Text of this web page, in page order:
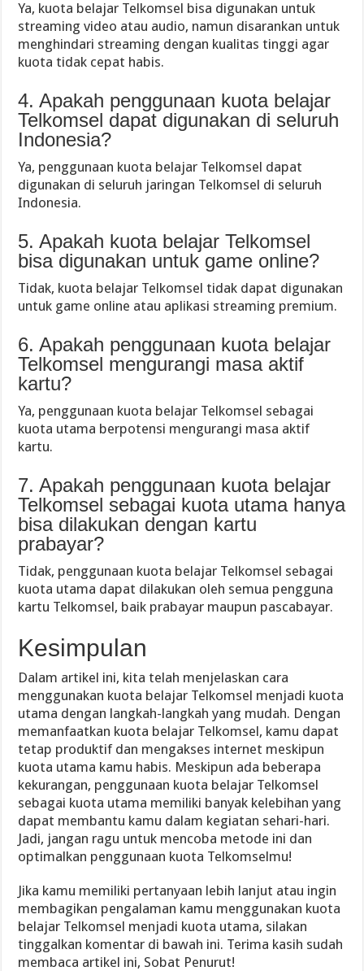
Ya, kuota belajar Telkomsel bisa digunakan untuk
streaming video atau audio, namun disarankan untuk
menghindari streaming dengan kualitas tinggi agar
kuota tidak cepat habis.
4. Apakah penggunaan kuota belajar
Telkomsel dapat digunakan di seluruh
Indonesia?
Ya, penggunaan kuota belajar Telkomsel dapat
digunakan di seluruh jaringan Telkomsel di seluruh
Indonesia.
5. Apakah kuota belajar Telkomsel
bisa digunakan untuk game online?
Tidak, kuota belajar Telkomsel tidak dapat digunakan
untuk game online atau aplikasi streaming premium.
6. Apakah penggunaan kuota belajar
Telkomsel mengurangi masa aktif
kartu?
Ya, penggunaan kuota belajar Telkomsel sebagai
kuota utama berpotensi mengurangi masa aktif
kartu.
7. Apakah penggunaan kuota belajar
Telkomsel sebagai kuota utama hanya
bisa dilakukan dengan kartu
prabayar?
Tidak, penggunaan kuota belajar Telkomsel sebagai
kuota utama dapat dilakukan oleh semua pengguna
kartu Telkomsel, baik prabayar maupun pascabayar.
Kesimpulan
Dalam artikel ini, kita telah menjelaskan cara
menggunakan kuota belajar Telkomsel menjadi kuota
utama dengan langkah-langkah yang mudah. Dengan
memanfaatkan kuota belajar Telkomsel, kamu dapat
tetap produktif dan mengakses internet meskipun
kuota utama kamu habis. Meskipun ada beberapa
kekurangan, penggunaan kuota belajar Telkomsel
sebagai kuota utama memiliki banyak kelebihan yang
dapat membantu kamu dalam kegiatan sehari-hari.
Jadi, jangan ragu untuk mencoba metode ini dan
optimalkan penggunaan kuota Telkomselmu!
Jika kamu memiliki pertanyaan lebih lanjut atau ingin
membagikan pengalaman kamu menggunakan kuota
belajar Telkomsel menjadi kuota utama, silakan
tinggalkan komentar di bawah ini. Terima kasih sudah
membaca artikel ini, Sobat Penurut!